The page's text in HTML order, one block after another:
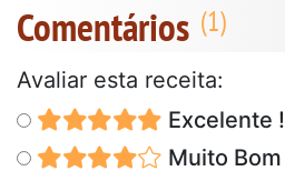
Comentários
Avaliar esta receita:
Excelente !
Muito Bom